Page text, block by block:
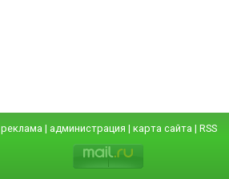
реклама | администрация | карта сайта | RSS